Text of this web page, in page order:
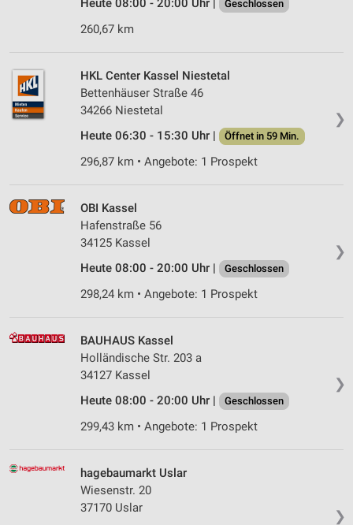
Heute 08:00 - 20:00 Uhr | Geschlossen
260,67 km
❯
HKL Center Kassel Niestetal
Bettenhäuser Straße 46
34266 Niestetal
Heute 06:30 - 15:30 Uhr |
Öffnet in 59 Min.
296,87 km • Angebote: 1 Prospekt
❯
OBI Kassel
Hafenstraße 56
34125 Kassel
Heute 08:00 - 20:00 Uhr |
Geschlossen
298,24 km • Angebote: 1 Prospekt
❯
BAUHAUS Kassel
Holländische Str. 203 a
34127 Kassel
Heute 08:00 - 20:00 Uhr |
Geschlossen
299,43 km • Angebote: 1 Prospekt
❯
hagebaumarkt Uslar
Wiesenstr. 20
37170 Uslar